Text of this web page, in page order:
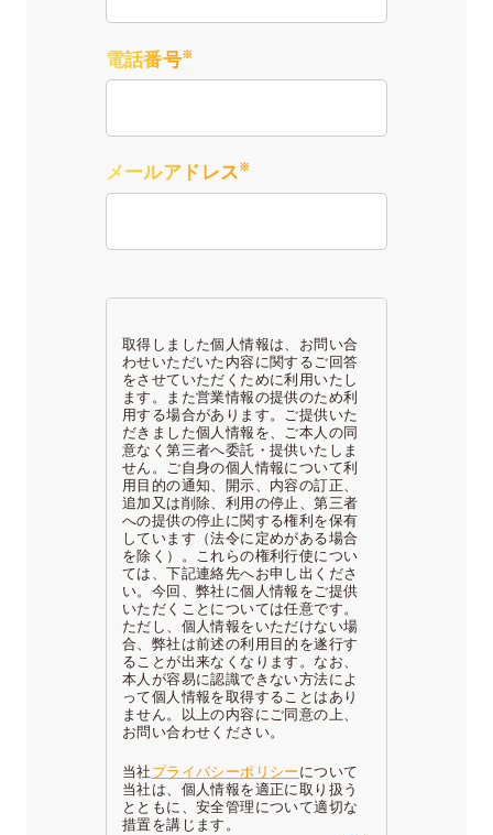
電話番号※
メールアドレス※
取得しました個人情報は、お問い合
わせいただいた内容に関するご回答
をさせていただくために利用いたし
ます。また営業情報の提供のため利
用する場合があります。ご提供いた
だきました個人情報を、ご本人の同
意なく第三者へ委託・提供いたしま
せん。ご自身の個人情報について利
用目的の通知、開示、内容の訂正、
追加又は削除、利用の停止、第三者
への提供の停止に関する権利を保有
しています（法令に定めがある場合
を除く）。これらの権利行使につい
ては、下記連絡先へお申し出くださ
い。今回、弊社に個人情報をご提供
いただくことについては任意です。
ただし、個人情報をいただけない場
合、弊社は前述の利用目的を遂行す
ることが出来なくなります。なお、
本人が容易に認識できない方法によ
って個人情報を取得することはあり
ません。以上の内容にご同意の上、
お問い合わせください。
当社 プライバシーポリシー について
当社は、個人情報を適正に取り扱う
とともに、安全管理について適切な
措置を講じます。